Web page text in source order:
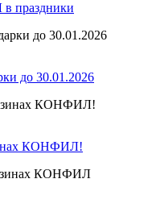
праздники
до 30.01.2026
КОНФИЛ!